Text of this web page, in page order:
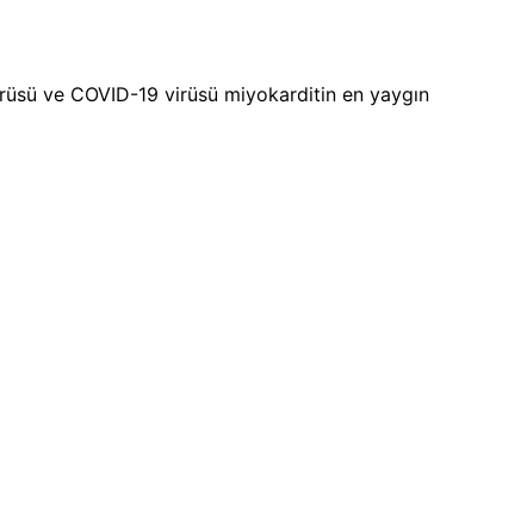
ve COVID-19 virüsü miyokarditin en yaygın